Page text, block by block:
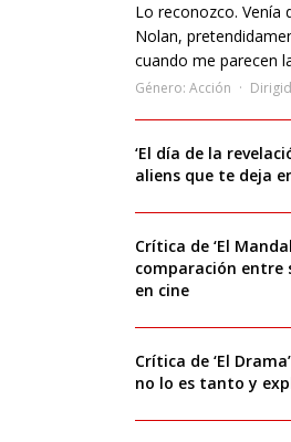
Lo reconozco. Venía
Nolan,
cuando me parecen
Género: Acción
‘El día de la
aliens que te deja
Crítica de ‘El
comparación entre
en cine
Crítica de ‘El
no lo es tanto y